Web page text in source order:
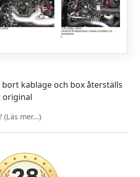
kablage och box återställs
original
mer...)